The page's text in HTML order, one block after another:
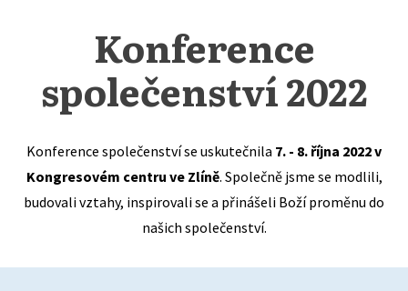
Konference
společenství 2022
Konference společenství se uskutečnila 7. - 8. října 2022 v
Kongresovém centru ve Zlíně. Společně jsme se modlili,
budovali vztahy, inspirovali se a přinášeli Boží proměnu do
našich společenství.